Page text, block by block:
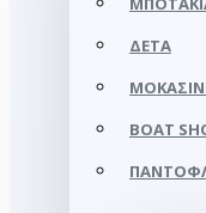
ΔΕΤΆ
BOAT